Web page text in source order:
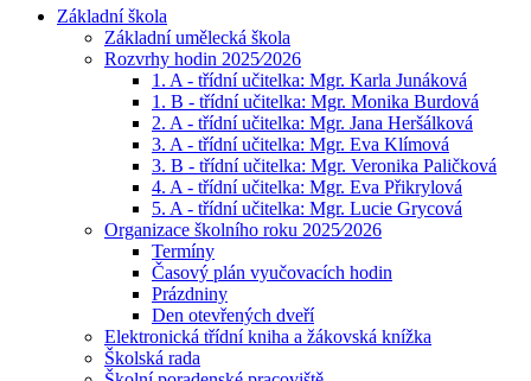
Základní škola
Základní umělecká škola
Rozvrhy hodin 2025⁄2026
1. A - třídní učitelka: Mgr. Karla Junáková
1. B - třídní učitelka: Mgr. Monika Burdová
2. A - třídní učitelka: Mgr. Jana Heršálková
3. A - třídní učitelka: Mgr. Eva Klímová
3. B - třídní učitelka: Mgr. Veronika Paličková
4. A - třídní učitelka: Mgr. Eva Přikrylová
5. A - třídní učitelka: Mgr. Lucie Grycová
Organizace školního roku 2025⁄2026
Termíny
Časový plán vyučovacích hodin
Prázdniny
Den otevřených dveří
Elektronická třídní kniha a žákovská knížka
Školská rada